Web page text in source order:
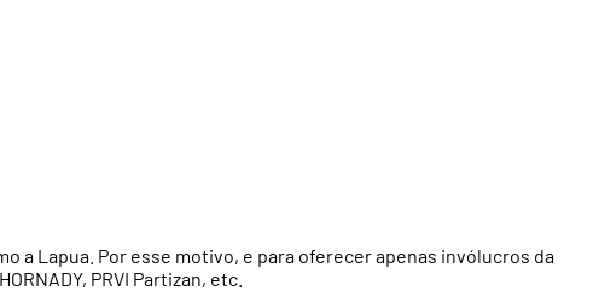
a Lapua. Por esse motivo, e para oferecer apenas invólucros da
PRVI Partizan, etc.